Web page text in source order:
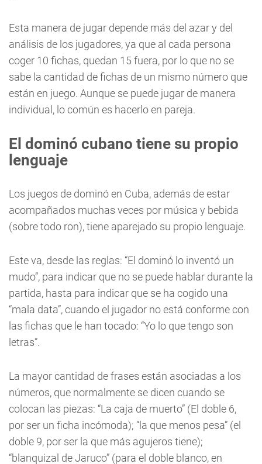
Esta manera de jugar depende más del azar y del
análisis de los jugadores, ya que al cada persona
coger 10 fichas, quedan 15 fuera, por lo que no se
sabe la cantidad de fichas de un mismo número que
están en juego. Aunque se puede jugar de manera
individual, lo común es hacerlo en pareja.
El dominó cubano tiene su propio
lenguaje
Los juegos de dominó en Cuba, además de estar
acompañados muchas veces por música y bebida
(sobre todo ron), tiene aparejado su propio lenguaje.
Este va, desde las reglas: “El dominó lo inventó un
mudo”, para indicar que no se puede hablar durante la
partida, hasta para indicar que se ha cogido una
“mala data”, cuando el jugador no está conforme con
las fichas que le han tocado: “Yo lo que tengo son
letras”.
La mayor cantidad de frases están asociadas a los
números, que normalmente se dicen cuando se
colocan las piezas: “La caja de muerto” (El doble 6,
por ser un ficha incómoda); “la que menos pesa” (el
doble 9, por ser la que más agujeros tiene);
“blanquizal de Jaruco” (para el doble blanco, en